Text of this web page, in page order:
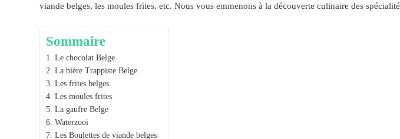
viande belges, les moules frites, etc. Nous vous emmenons à la découverte culinaire des
Sommaire
1. Le chocolat Belge
2. La bière Trappiste Belge
3. Les frites belges
4. Les moules frites
5. La gaufre Belge
6. Waterzooi
7. Les Boulettes de viande belges